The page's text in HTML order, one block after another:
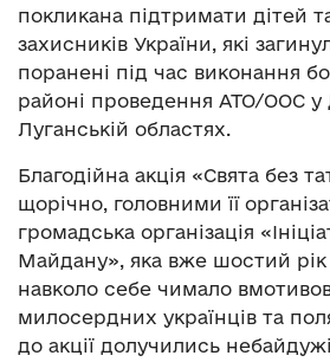
покликана підтримати дітей
захисників України, які
поранені під час виконання
районі проведення АТО/ООС у
Луганській областях.
Благодійна акція «Свята без
щорічно, головними її
громадська організація
Майдану», яка вже шостий рік
навколо себе чимало
милосердних українців та
до акції долучились